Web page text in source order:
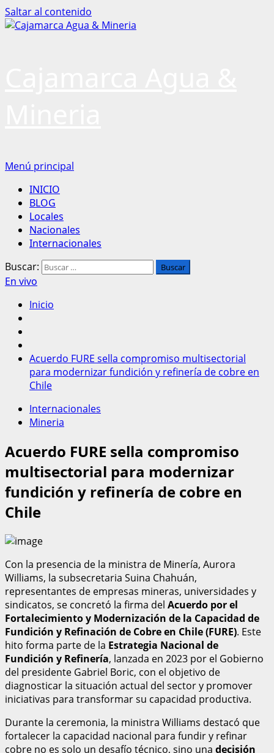
Saltar al contenido
Menú principal
INICIO
BLOG
Locales
Nacionales
Internacionales
Buscar:
En vivo
Inicio
Acuerdo FURE sella compromiso multisectorial
para modernizar fundición y refinería de cobre en
Chile
Internacionales
Mineria
Acuerdo FURE sella compromiso
multisectorial para modernizar
fundición y refinería de cobre en
Chile
Con la presencia de la ministra de Minería, Aurora
Williams, la subsecretaria Suina Chahuán,
representantes de empresas mineras, universidades y
sindicatos, se concretó la firma del Acuerdo por el
Fortalecimiento y Modernización de la Capacidad de
Fundición y Refinación de Cobre en Chile (FURE). Este
hito forma parte de la Estrategia Nacional de
Fundición y Refinería, lanzada en 2023 por el Gobierno
del presidente Gabriel Boric, con el objetivo de
diagnosticar la situación actual del sector y promover
iniciativas para transformar su capacidad productiva.
Durante la ceremonia, la ministra Williams destacó que
fortalecer la capacidad nacional para fundir y refinar
cobre no es solo un desafío técnico, sino una decisión